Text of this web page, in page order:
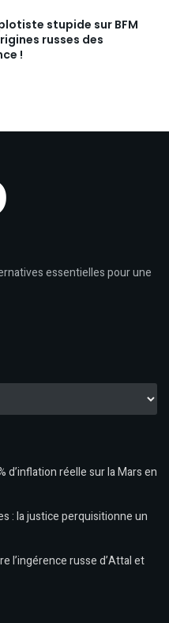
stupide sur BFM
russes des
!
essentielles pour une
d’inflation réelle sur la Mars en
: la justice perquisitionne un
l’ingérence russe d’Attal et